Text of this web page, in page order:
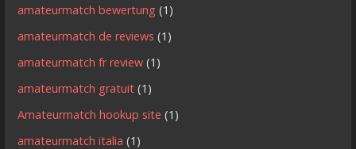
amateurmatch bewertung (1)
amateurmatch de reviews (1)
amateurmatch fr review (1)
amateurmatch gratuit (1)
Amateurmatch hookup site (1)
amateurmatch italia (1)